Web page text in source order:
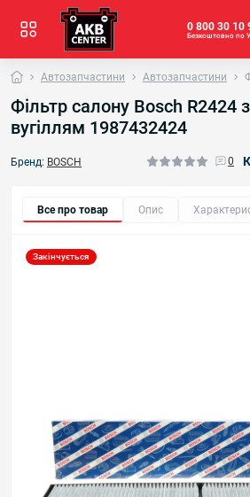
0 800 30 10
Безкоштовно по
Автозапчастини Автозапчастини
Фільтр салону Bosch R2424
вугіллям 1987432424
Бренд: BOSCH 0
Все про товар Опис
Закінчується